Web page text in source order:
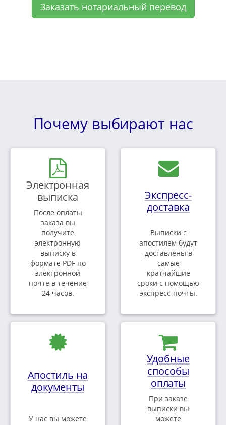
Заказать нотариальный перевод
Почему выбирают нас
Электронная
выписка
После оплаты
заказа вы
получите
электронную
выписку в
формате PDF по
электронной
почте в течение
24 часов.
Экспресс-
доставка
Выписки с
апостилем будут
доставлены в
самые
кратчайшие
сроки с помощью
экспресс-почты.
Апостиль на
документы
У нас вы можете
Удобные
способы
оплаты
При заказе
выписки вы
можете